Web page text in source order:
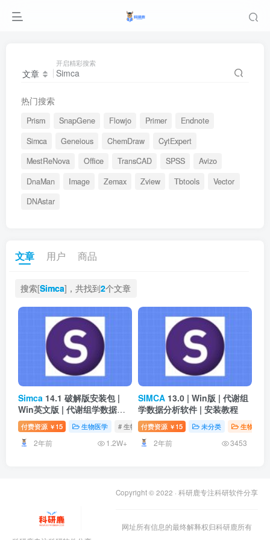
文章
开启精彩搜索
热门搜索
Prism SnapGene Flowjo Primer
Endnote
Simca
Geneious ChemDraw
CytExpert
MestReNova
Office TransCAD SPSS
Avizo
DnaMan
Image Zemax Zview Tbtools
Vector
DNAstar
文章 用户 商品
搜索[Simca]，共找到2个文章
Simca 14.1 破解版安装包 |
Win英文版 | 代谢组学数据分
析软件 | 安装教程
付费资源 ￥ 15 生物医学 # 生物医药专业，激活版安装教程
2年前 1.2W+
SIMCA 13.0 | Win版 | 代谢组
学数据分析软件 | 安装教程
付费资源 ￥ 15 未分类 生物医学
2年前 3453
Copyright © 2022 · 科研鹿专注科研软件分享
网址所有信息的最终解释权归科研鹿所有